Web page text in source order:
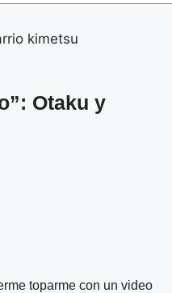
Otaku y
toparme con un video